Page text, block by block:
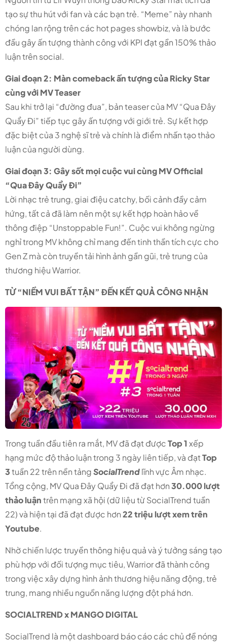
tạo sự thu hút với fan và các bạn trẻ. “Meme” này nhanh
chóng lan rộng trên các hot pages showbiz, và là bước
đầu gây ấn tượng thành công với KPI đạt gần 150% thảo
luận trên social.
Giai đoạn 2: Màn comeback ấn tượng của Ricky Star
cùng với MV Teaser
Sau khi trở lại “đường đua”, bản teaser của MV “Qua Đây
Quẩy Đi” tiếp tục gây ấn tượng với giới trẻ. Sự kết hợp
đặc biệt của 3 nghệ sĩ trẻ và chính là điểm nhấn tạo thảo
luận của người dùng.
Giai đoạn 3: Gây sốt mọi cuộc vui cùng MV Official
“Qua Đây Quẩy Đi”
Lời nhạc trẻ trung, giai điệu catchy, bối cảnh đầy cảm
hứng, tất cả đã làm nên một sự kết hợp hoàn hảo về
thông điệp “Unstoppable Fun!”. Cuộc vui không ngừng
nghỉ trong MV không chỉ mang đến tinh thần tích cực cho
Gen Z mà còn truyền tải hình ảnh gần gũi, trẻ trung của
thương hiệu Warrior.
TỪ “NIỀM VUI BẤT TẬN” ĐẾN KẾT QUẢ CÔNG NHẬN
Trong tuần đầu tiên ra mắt, MV đã đạt đượcTop 1xếp
hạng mức độ thảo luận trong 3 ngày liên tiếp, và đạtTop
3tuần 22 trên nền tảngSocialTrendlĩnh vực Âm nhạc.
Tổng cộng, MV Qua Đây Quẩy Đi đã đạt hơn30.000 lượt
thảo luậntrên mạng xã hội (dữ liệu từ SocialTrend tuần
22) và hiện tại đã đạt được hơn22 triệu lượt xemtrên
Youtube.
Nhờ chiến lược truyền thông hiệu quả và ý tưởng sáng tạo
phù hợp với đối tượng mục tiêu, Warrior đã thành công
trong việc xây dựng hình ảnh thương hiệu năng động, trẻ
trung, mang nhiều nguồn năng lượng đột phá hơn.
SOCIALTREND x MANGO DIGITAL
SocialTrend là một dashboard báo cáo các chủ đề nóng